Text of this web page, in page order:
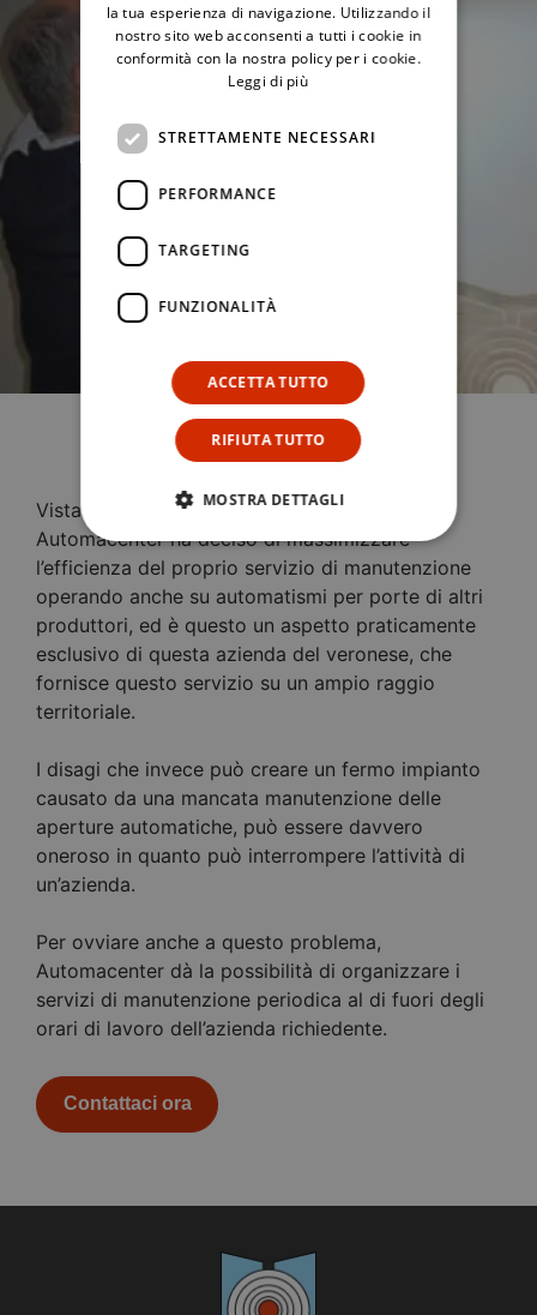
Vista l’importanza cruciale di questo aspetto,
Automacenter ha deciso di massimizzare
l’efficienza del proprio servizio di manutenzione
operando anche su automatismi per porte di altri
produttori, ed è questo un aspetto praticamente
esclusivo di questa azienda del veronese, che
fornisce questo servizio su un ampio raggio
territoriale.
I disagi che invece può creare un fermo impianto
causato da una mancata manutenzione delle
aperture automatiche, può essere davvero
oneroso in quanto può interrompere l’attività di
un’azienda.
Per ovviare anche a questo problema,
Automacenter dà la possibilità di organizzare i
servizi di manutenzione periodica al di fuori degli
orari di lavoro dell’azienda richiedente.
Contattaci ora
la tua esperienza di navigazione. Utilizzando il
nostro sito web acconsenti a tutti i cookie in
conformità con la nostra policy per i cookie.
Leggi di più
STRETTAMENTE NECESSARI
PERFORMANCE
TARGETING
FUNZIONALITÀ
ACCETTA TUTTO
RIFIUTA TUTTO
MOSTRA DETTAGLI